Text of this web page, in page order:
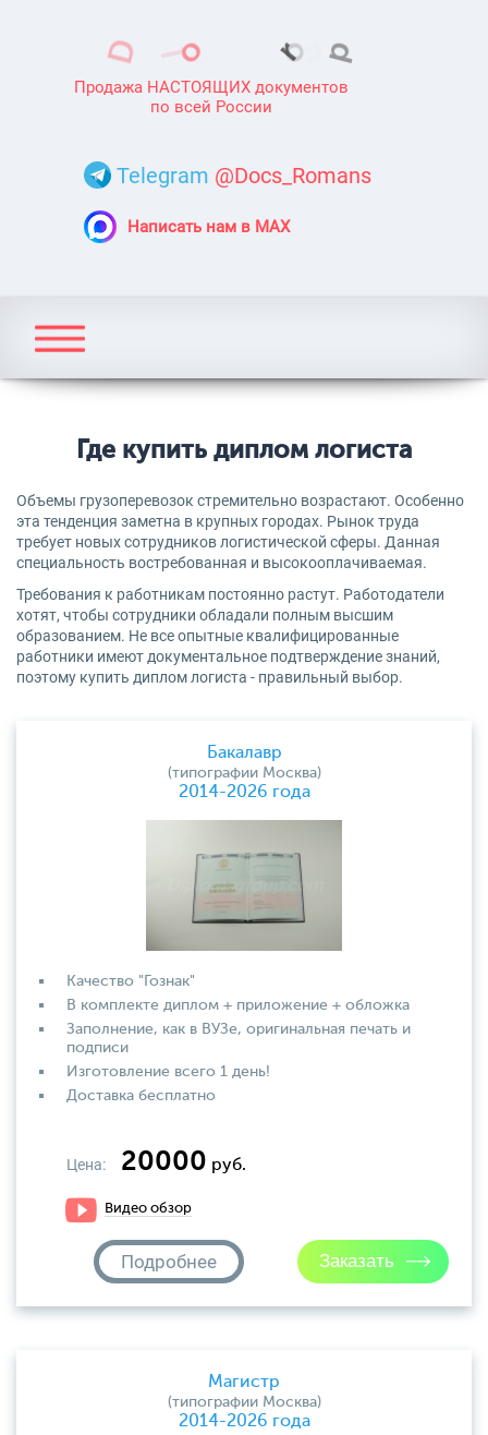
Продажа НАСТОЯЩИХ документов
по всей России
Telegram @Docs_Romans
Написать нам в MAX
Где купить диплом логиста
Объемы грузоперевозок стремительно возрастают. Особенно
эта тенденция заметна в крупных городах. Рынок труда
требует новых сотрудников логистической сферы. Данная
специальность востребованная и высокооплачиваемая.
Требования к работникам постоянно растут. Работодатели
хотят, чтобы сотрудники обладали полным высшим
образованием. Не все опытные квалифицированные
работники имеют документальное подтверждение знаний,
поэтому купить диплом логиста - правильный выбор.
Бакалавр
(типографии Москва)
2014-2026 года
Качество "Гознак"
В комплекте диплом + приложение + обложка
Заполнение, как в ВУЗе, оригинальная печать и
подписи
Изготовление всего 1 день!
Доставка бесплатно
Цена: 20000 руб.
Видео обзор
Подробнее
Магистр
(типографии Москва)
2014-2026 года